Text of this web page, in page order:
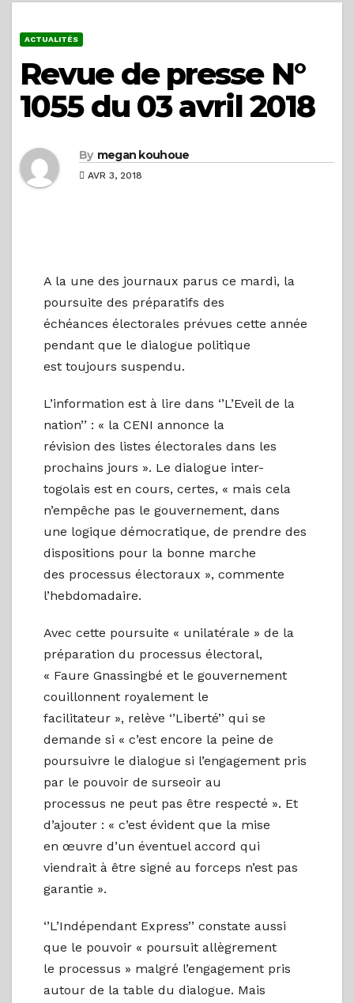
ACTUALITÉS
Revue de presse N°
1055 du 03 avril 2018
By megan kouhoue
AVR 3, 2018
A la une des journaux parus ce mardi, la
poursuite des préparatifs des
échéances électorales prévues cette année
pendant que le dialogue politique
est toujours suspendu.
L’information est à lire dans ‘’L’Eveil de la
nation’’ : « la CENI annonce la
révision des listes électorales dans les
prochains jours ». Le dialogue inter-
togolais est en cours, certes, « mais cela
n’empêche pas le gouvernement, dans
une logique démocratique, de prendre des
dispositions pour la bonne marche
des processus électoraux », commente
l’hebdomadaire.
Avec cette poursuite « unilatérale » de la
préparation du processus électoral,
« Faure Gnassingbé et le gouvernement
couillonnent royalement le
facilitateur », relève ‘’Liberté’’ qui se
demande si « c’est encore la peine de
poursuivre le dialogue si l’engagement pris
par le pouvoir de surseoir au
processus ne peut pas être respecté ». Et
d’ajouter : « c’est évident que la mise
en œuvre d’un éventuel accord qui
viendrait à être signé au forceps n’est pas
garantie ».
‘’L’Indépendant Express’’ constate aussi
que le pouvoir « poursuit allègrement
le processus » malgré l’engagement pris
autour de la table du dialogue. Mais